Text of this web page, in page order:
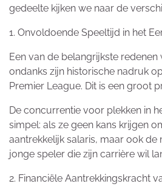
gedeelte kijken we naar de
1. Onvoldoende Speeltijd in het
Een van de belangrijkste
ondanks zijn historische nadruk
Premier League. Dit is een groot
De concurrentie voor plekken in
simpel: als ze geen kans krijgen
aantrekkelijk salaris, maar ook
jonge speler die zijn carrière wil
2. Financiële Aantrekkingskracht